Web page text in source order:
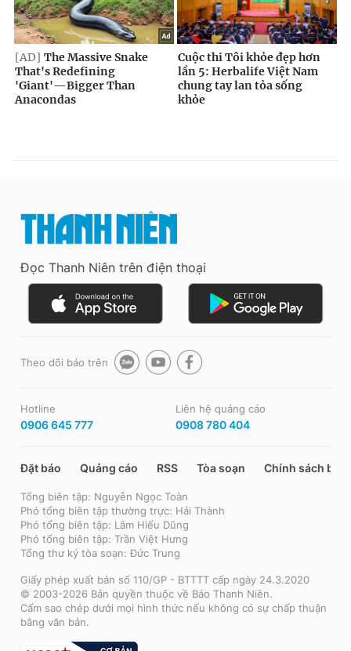
Đọc Thanh Niên trên điện thoại
Theo dõi báo trên
Hotline
0906 645 777
Liên hệ quảng cáo
0908 780 404
Đặt báo Quảng cáo RSS Tòa soạn Chính sách bảo
Tổng biên tập: Nguyễn Ngọc Toàn
Phó tổng biên tập thường trực: Hải Thành
Phó tổng biên tập: Lâm Hiếu Dũng
Phó tổng biên tập: Trần Việt Hưng
Tổng thư ký tòa soạn: Đức Trung
Giấy phép xuất bản số 110/GP - BTTTT cấp ngày 24.3.2020
© 2003-2026 Bản quyền thuộc về Báo Thanh Niên.
Cấm sao chép dưới mọi hình thức nếu không có sự chấp thuận
bằng văn bản.